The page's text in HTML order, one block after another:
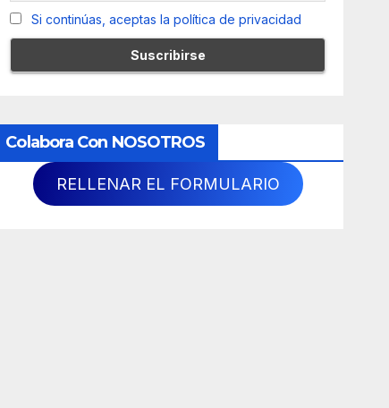
Si continúas, aceptas la política de privacidad
Colabora Con NOSOTROS
RELLENAR EL FORMULARIO